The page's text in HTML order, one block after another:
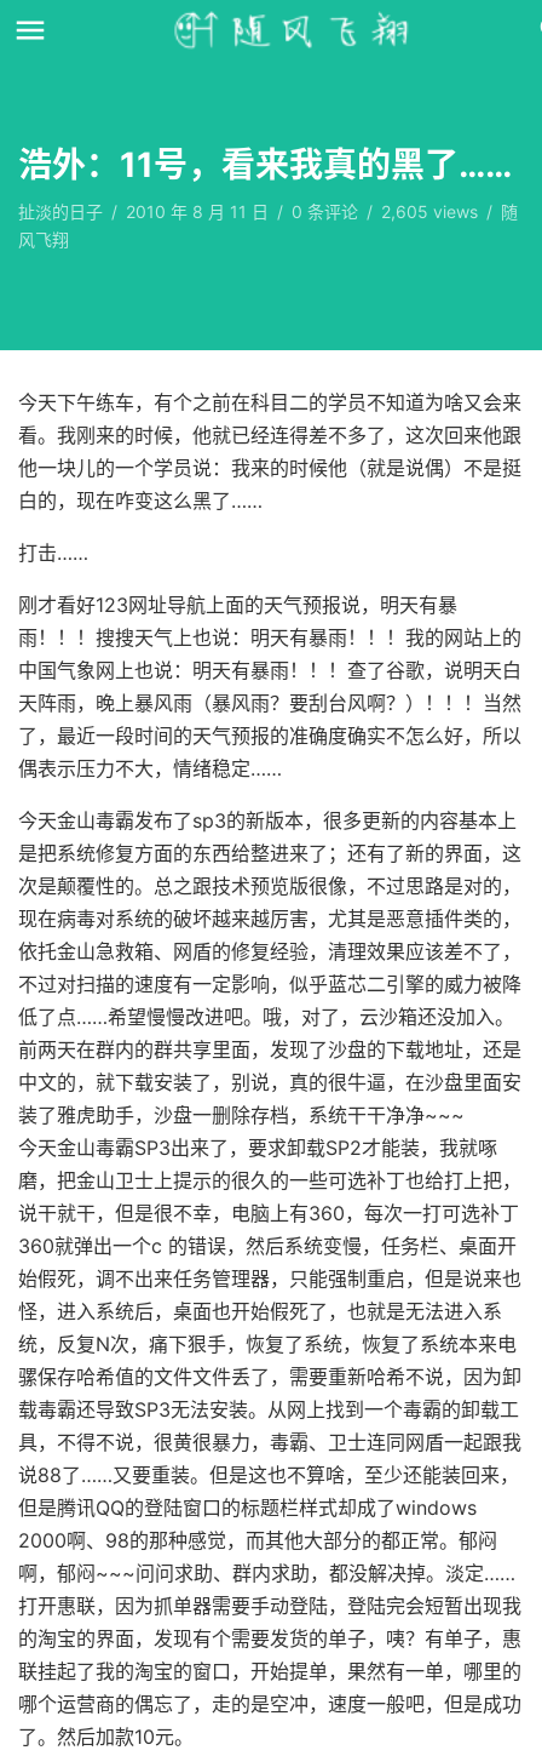
浩外：11号，看来我真的黑了……
扯淡的日子 / 2010 年 8 月 11 日 / 0 条评论 / 2,605 views / 随
风飞翔
今天下午练车，有个之前在科目二的学员不知道为啥又会来
看。我刚来的时候，他就已经连得差不多了，这次回来他跟
他一块儿的一个学员说：我来的时候他（就是说偶）不是挺
白的，现在咋变这么黑了……
打击……
刚才看好123网址导航上面的天气预报说，明天有暴
雨！！！搜搜天气上也说：明天有暴雨！！！我的网站上的
中国气象网上也说：明天有暴雨！！！查了谷歌，说明天白
天阵雨，晚上暴风雨（暴风雨？要刮台风啊？）！！！当然
了，最近一段时间的天气预报的准确度确实不怎么好，所以
偶表示压力不大，情绪稳定……
今天金山毒霸发布了sp3的新版本，很多更新的内容基本上
是把系统修复方面的东西给整进来了；还有了新的界面，这
次是颠覆性的。总之跟技术预览版很像，不过思路是对的，
现在病毒对系统的破坏越来越厉害，尤其是恶意插件类的，
依托金山急救箱、网盾的修复经验，清理效果应该差不了，
不过对扫描的速度有一定影响，似乎蓝芯二引擎的威力被降
低了点……希望慢慢改进吧。哦，对了，云沙箱还没加入。
前两天在群内的群共享里面，发现了沙盘的下载地址，还是
中文的，就下载安装了，别说，真的很牛逼，在沙盘里面安
装了雅虎助手，沙盘一删除存档，系统干干净净~~~
今天金山毒霸SP3出来了，要求卸载SP2才能装，我就啄
磨，把金山卫士上提示的很久的一些可选补丁也给打上把，
说干就干，但是很不幸，电脑上有360，每次一打可选补丁
360就弹出一个c 的错误，然后系统变慢，任务栏、桌面开
始假死，调不出来任务管理器，只能强制重启，但是说来也
怪，进入系统后，桌面也开始假死了，也就是无法进入系
统，反复N次，痛下狠手，恢复了系统，恢复了系统本来电
骡保存哈希值的文件文件丢了，需要重新哈希不说，因为卸
载毒霸还导致SP3无法安装。从网上找到一个毒霸的卸载工
具，不得不说，很黄很暴力，毒霸、卫士连同网盾一起跟我
说88了……又要重装。但是这也不算啥，至少还能装回来，
但是腾讯QQ的登陆窗口的标题栏样式却成了windows
2000啊、98的那种感觉，而其他大部分的都正常。郁闷
啊，郁闷~~~问问求助、群内求助，都没解决掉。淡定……
打开惠联，因为抓单器需要手动登陆，登陆完会短暂出现我
的淘宝的界面，发现有个需要发货的单子，咦？有单子，惠
联挂起了我的淘宝的窗口，开始提单，果然有一单，哪里的
哪个运营商的偶忘了，走的是空冲，速度一般吧，但是成功
了。然后加款10元。